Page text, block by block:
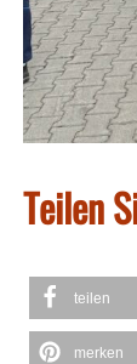
Teilen
teilen
merken